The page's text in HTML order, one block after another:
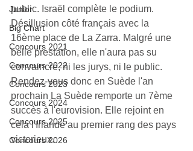
Junior
Big Chart
Concours 2021
Concours 2022
Concours 2023
Concours 2024
Concours 2025
Concours 2026
public. Israël complète le podium.
Désillusion côté français avec la
16ème place de La Zarra. Malgré une
belle prestation, elle n'aura pas su
convaincre, ni les jurys, ni le public.
Rendez-vous donc en Suède l'an
prochain La Suède remporte un 7ème
succès à l'eurovision. Elle rejoint en
cela l'Irlande au premier rang des pays
victorieux.